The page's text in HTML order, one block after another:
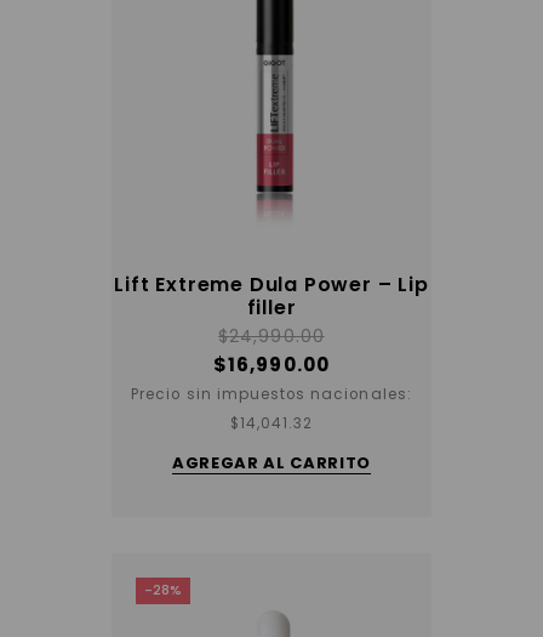
Lift Extreme Dula Power – Lip
filler
$24,990.00
$16,990.00
Precio sin impuestos nacionales:
$14,041.32
AGREGAR AL CARRITO
-28%